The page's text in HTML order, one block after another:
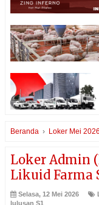
Beranda › Loker Mei 2026
Loker Admin
Likuid Farma
Selasa, 12 Mei 2026
lulusan S1